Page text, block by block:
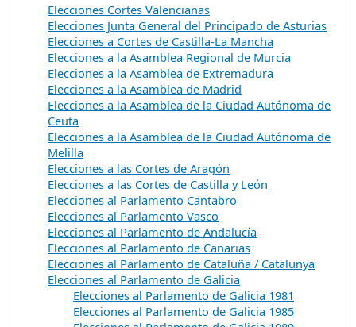
Elecciones Cortes Valencianas
Elecciones Junta General del Principado de Asturias
Elecciones a Cortes de Castilla-La Mancha
Elecciones a la Asamblea Regional de Murcia
Elecciones a la Asamblea de Extremadura
Elecciones a la Asamblea de Madrid
Elecciones a la Asamblea de la Ciudad Autónoma de
Ceuta
Elecciones a la Asamblea de la Ciudad Autónoma de
Melilla
Elecciones a las Cortes de Aragón
Elecciones a las Cortes de Castilla y León
Elecciones al Parlamento Cantabro
Elecciones al Parlamento Vasco
Elecciones al Parlamento de Andalucía
Elecciones al Parlamento de Canarias
Elecciones al Parlamento de Cataluña / Catalunya
Elecciones al Parlamento de Galicia
Elecciones al Parlamento de Galicia 1981
Elecciones al Parlamento de Galicia 1985